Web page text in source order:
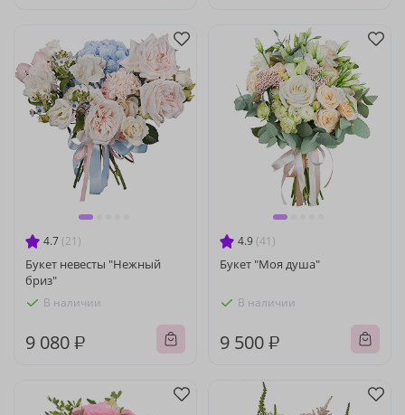
4.7 (21)
Букет невесты "Нежный
бриз"
В наличии
9 080 ₽
4.9 (41)
Букет "Моя душа"
В наличии
9 500 ₽